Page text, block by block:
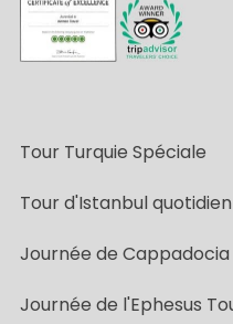
Tour Turquie Spéciale
Tour d'Istanbul quotidien
Journée de Cappadocia
Journée de l'Ephesus